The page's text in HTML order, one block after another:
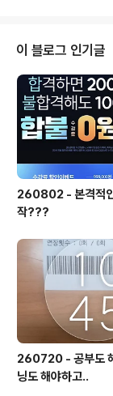
어서 패션쇼도 하고 이
하고 있는곳.. 디자인 용
ㅋㅋ ㅋㅋㅋ 요기도 뭔
낌.. 귀여운 팬더~ 팬더
열쇠고리 등이 제일 많
이 블로그 인기글
260802 - 본격적인
작???
260720 - 공부도
닝도 해야하고..